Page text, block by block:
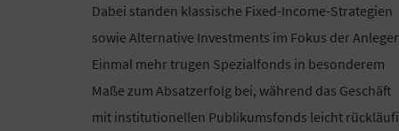
Dabei standen klassische Fixed-Income-Strategien
sowie Alternative Investments im Fokus der
Einmal mehr trugen Spezialfonds in besonderem
Maße zum Absatzerfolg bei, während das Geschäft
mit institutionellen Publikumsfonds leicht